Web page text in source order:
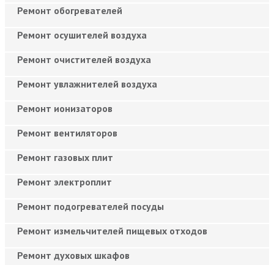
Ремонт обогревателей
Ремонт осушителей воздуха
Ремонт очистителей воздуха
Ремонт увлажнителей воздуха
Ремонт ионизаторов
Ремонт вентиляторов
Ремонт газовых плит
Ремонт электроплит
Ремонт подогревателей посуды
Ремонт измельчителей пищевых отходов
Ремонт духовых шкафов